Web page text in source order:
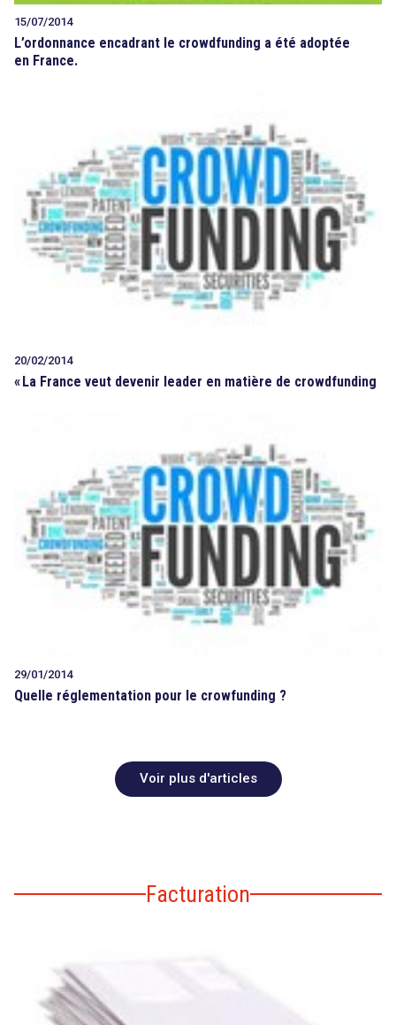
15/07/2014
L’ordonnance encadrant le crowdfunding a été adoptée
en France.
20/02/2014
«La France veut devenir leader en matière de crowdfunding
29/01/2014
Quelle réglementation pour le crowfunding ?
Voir plus d'articles
Facturation